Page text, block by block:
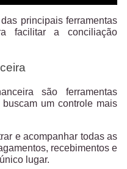
principais ferramentas
facilitar a conciliação
são ferramentas
um controle mais
e acompanhar todas as
recebimentos e
lugar.